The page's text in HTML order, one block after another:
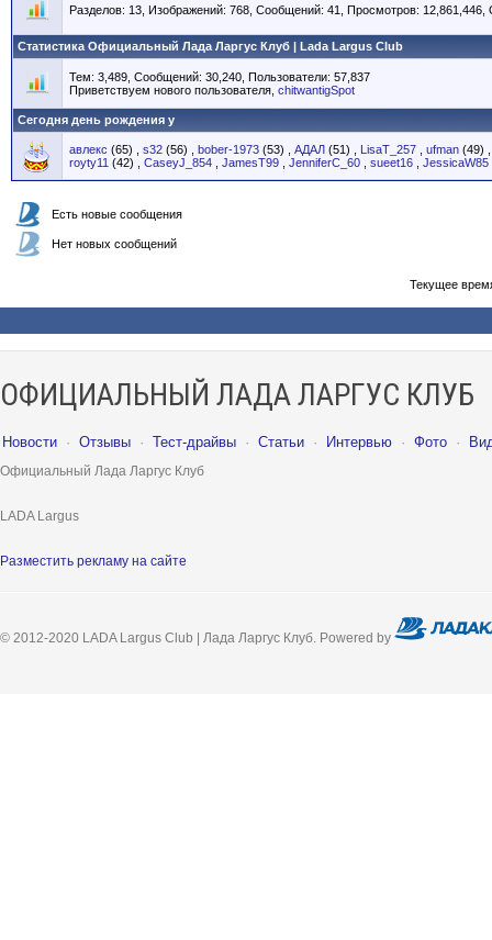
Разделов: 13, Изображений: 768, Сообщений: 41, Просмотров:
Статистика Официальный Лада Ларгус Клуб | Lada Largus Club
Тем: 3,489, Сообщений: 30,240, Пользователи: 57,837
Приветствуем нового пользователя, chitwantigSpot
Сегодня день рождения у
авлекс (65) s32 (56) bober-1973 (53) АДАЛ (51) LisaT_257 ufman (49)
royty11 (42) CaseyJ_854 JamesT99 JenniferC_60 sueet16 JessicaW85
Есть новые сообщения
Нет новых сообщений
Текущее
ОФИЦИАЛЬНЫЙ ЛАДА ЛАРГУС КЛУБ
Новости · Отзывы · Тест-драйвы · Статьи · Интервью · Фото ·
Официальный Лада Ларгус Клуб
LADA Largus
Разместить рекламу на сайте
© 2012-2020 LADA Largus Club | Лада Ларгус Клуб. Powered by